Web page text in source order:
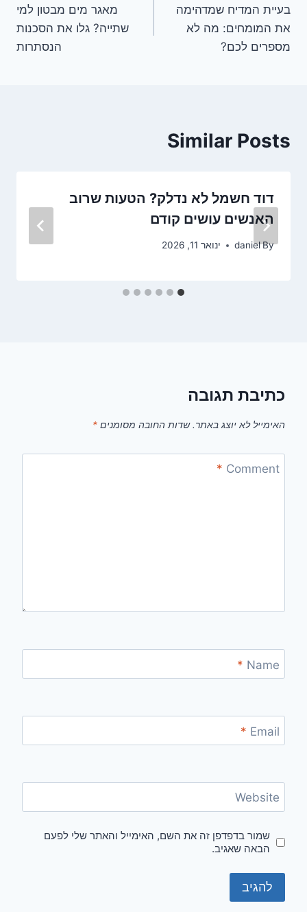
בעיית המדיח שמדהימה
את המומחים: מה לא
מספרים לכם?
מאגר מים מבטון למי
שתייה? גלו את הסכנות
הנסתרות
Similar Posts
דוד חשמל לא נדלק? הטעות שרוב
האנשים עושים קודם
By
daniel ינואר 11, 2026
כתיבת תגובה
האימייל לא יוצג באתר. שדות החובה מסומנים *
Comment
*
Name
*
Email
*
Website
שמור בדפדפן זה את השם, האימייל והאתר שלי לפעם
הבאה שאגיב.